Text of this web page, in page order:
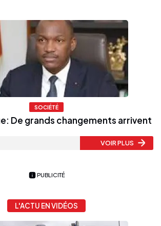
SOCIÉTÉ
De grands changements arrivent
VOIR PLUS
PUBLICITÉ
L'ACTU EN VIDÉOS